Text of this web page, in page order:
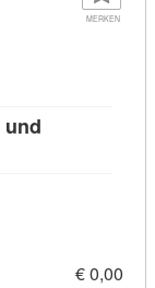
MERKEN
€ 0,00